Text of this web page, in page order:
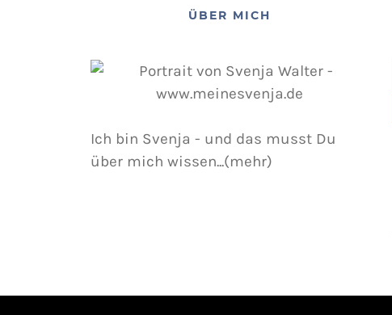
ÜBER MICH
Ich bin Svenja - und das musst Du
über mich wissen...(mehr)